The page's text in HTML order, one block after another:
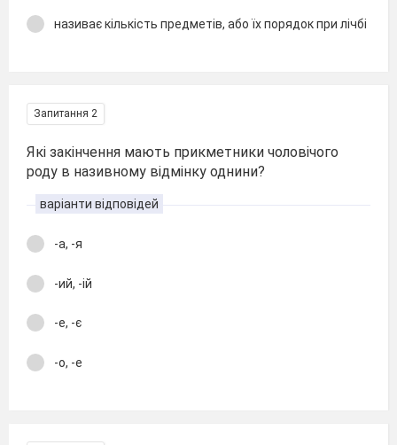
називає кількість предметів, або їх порядок при лічбі
Запитання 2
Які закінчення мають прикметники чоловічого
роду в називному відмінку однини?
варіанти відповідей
-а, -я
-ий, -ій
-е, -є
-о, -е